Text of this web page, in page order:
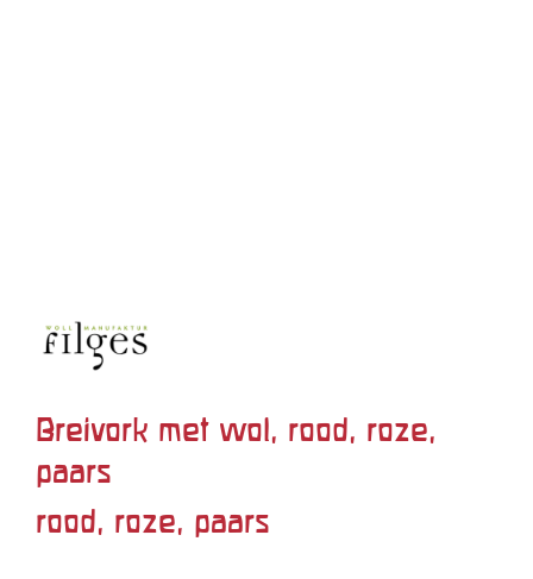
Breivork met wol, rood, roze,
paars
rood, roze, paars